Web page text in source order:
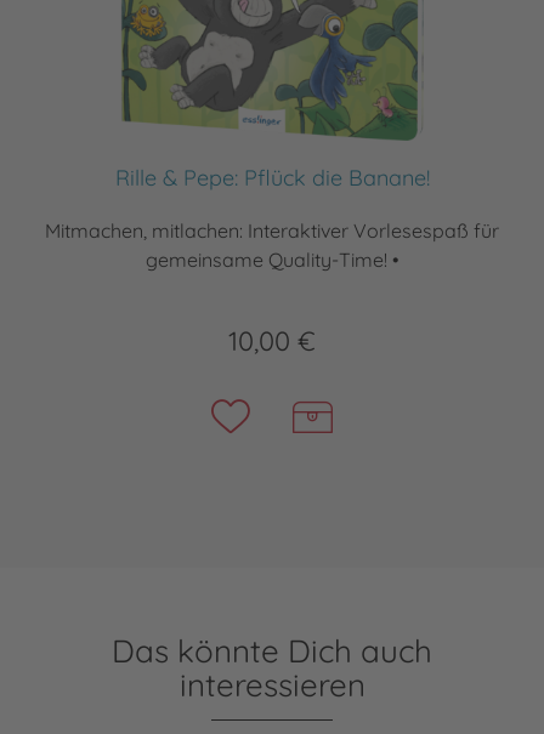
Rille & Pepe: Pflück die Banane!
Mitmachen, mitlachen: Interaktiver Vorlesespaß für
gemeinsame Quality-Time! •
10,00 €
Das könnte Dich auch
interessieren